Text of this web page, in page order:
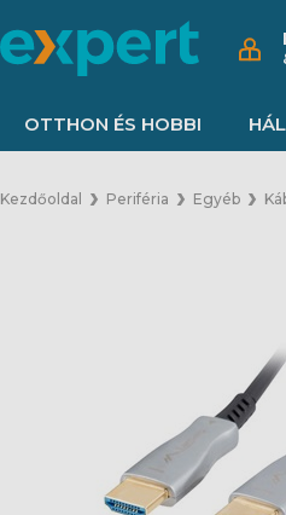
OTTHON ÉS HOBBI
Kezdőoldal Periféria Egyéb